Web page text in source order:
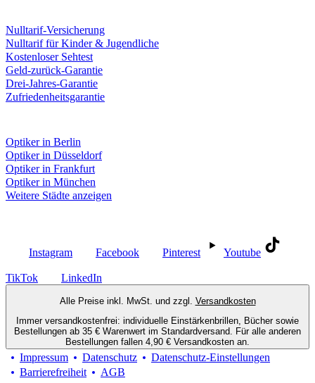
Nulltarif-Versicherung
Nulltarif für Kinder & Jugendliche
Kostenloser Sehtest
Geld-zurück-Garantie
Drei-Jahres-Garantie
Zufriedenheitsgarantie
Optiker in Berlin
Optiker in Düsseldorf
Optiker in Frankfurt
Optiker in München
Weitere Städte anzeigen
Instagram Facebook Pinterest Youtube
TikTok LinkedIn
Alle Preise inkl. MwSt. und zzgl. Versandkosten
Immer versandkostenfrei: individuelle Einstärkenbrillen, Bücher sowie
Bestellungen ab 35 € Warenwert im Standardversand. Für alle anderen
Bestellungen fallen 4,90 € Versandkosten an.
Impressum Datenschutz
Datenschutz-Einstellungen
Barrierefreiheit
AGB